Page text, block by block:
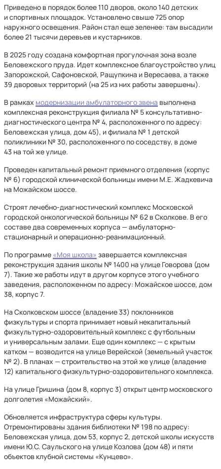
Приведено в порядок более 110 дворов, около 140 детских
и спортивных площадок. Установлено свыше 725 опор
наружного освещения. Район стал еще зеленее: там высадили
более 21 тысячи деревьев и кустарников.
В 2025 году создана комфортная прогулочная зона возле
Беловежского пруда. Идет комплексное благоустройство улиц
Запорожской, Сафоновской, Ращупкина и Вересаева, а также
39 дворовых территорий (на 25 из них работы завершены).
В рамках модернизации амбулаторного звена выполнена
комплексная реконструкция филиала № 5 консультативно-
диагностического центра № 4, расположенного по адресу:
Беловежская улица, дом 45), и филиала № 1 детской
поликлиники № 30, расположенного по соседству, в доме
43 на той же улице.
Проведен капитальный ремонт приемного отделения (корпус
№ 6) городской клинической больницы имени М.Е. Жадкевича
на Можайском шоссе.
Строят лечебно-диагностический комплекс Московской
городской онкологической больницы № 62 в Сколкове. В его
составе два современных корпуса — амбулаторно-
стационарный и операционно-реанимационный.
По программе «Моя школа» завершается комплексная
реконструкция здания школы № 1400 на улице Говорова (дом
7). Такие же работы идут в другом корпусе этого учебного
заведения, расположенном по адресу: Можайское шоссе, дом
38, корпус 7.
На Сколковском шоссе (владение 33) поклонников
физкультуры и спорта принимает новый некапитальный
физкультурно-оздоровительный комплекс с футбольным
и универсальным залами. Еще один комплекс — с крытым
катком — возводится на улице Верейской (земельный участок
№ 2). В планах — строительство на этой же улице (владение
12) капитального физкультурно-оздоровительного комплекса.
На улице Гришина (дом 8, корпус 3) открыт центр московского
долголетия «Можайский».
Обновляется инфраструктура сферы культуры.
Отремонтированы здания библиотеки № 198 по адресу:
Беловежская улица, дом 53, корпус 2, детской школы искусств
имени Ю.С. Саульского на улице Козлова (дом 48) и пяти
объектов клубной системы «Кунцево».